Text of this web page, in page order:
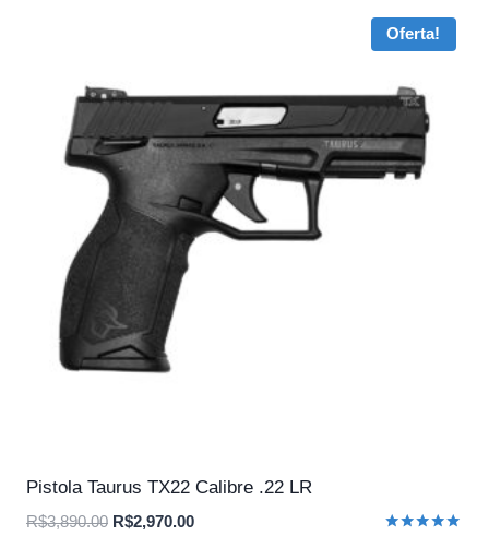
Oferta!
Pistola Taurus TX22 Calibre .22 LR
R$3,890.00 O
R$2,970.00O